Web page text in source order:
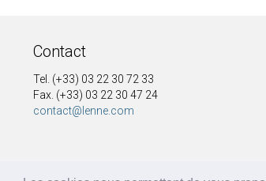
Contact
Tel. (+33) 03 22 30 72 33
Fax. (+33) 03 22 30 47 24
contact@lenne.com